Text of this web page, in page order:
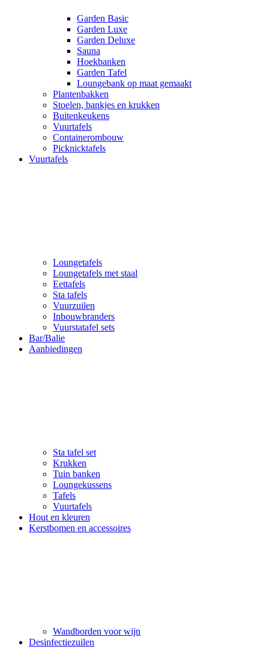
Garden Basic
Garden Luxe
Garden Deluxe
Sauna
Hoekbanken
Garden Tafel
Loungebank op maat gemaakt
Plantenbakken
Stoelen, bankjes en krukken
Buitenkeukens
Vuurtafels
Containerombouw
Picknicktafels
Vuurtafels
Loungetafels
Loungetafels met staal
Eettafels
Sta tafels
Vuurzuilen
Inbouwbranders
Vuurstatafel sets
Bar/Balie
Aanbiedingen
Sta tafel set
Krukken
Tuin banken
Loungekussens
Tafels
Vuurtafels
Hout en kleuren
Kerstbomen en accessoires
Wandborden voor wijn
Desinfectiezuilen